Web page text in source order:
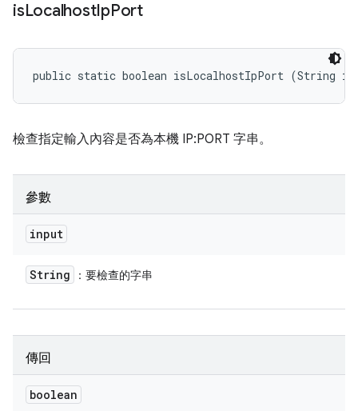
isLocalhostIpPort
public static boolean isLocalhostIpPort (String
檢查指定輸入內容是否為本機 IP:PORT 字串。
參數
input
String ：要檢查的字串
傳回
boolean